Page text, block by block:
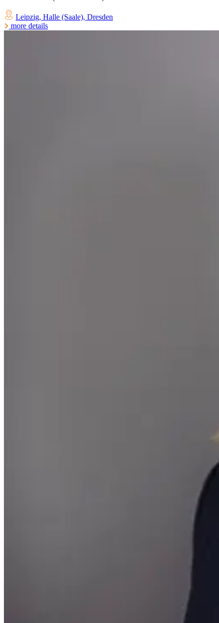
Leipzig, Halle (Saale), Dresden
more details